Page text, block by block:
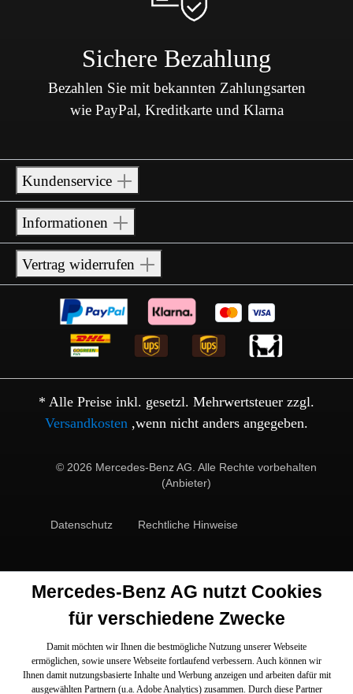
Sichere Bezahlung
Bezahlen Sie mit bekannten Zahlungsarten
wie PayPal, Kreditkarte und Klarna
Kundenservice
Informationen
Vertrag widerrufen
* Alle Preise inkl. gesetzl. Mehrwertsteuer zzgl.
Versandkosten ,wenn nicht anders angegeben.
© 2026 Mercedes-Benz AG. Alle Rechte vorbehalten
(Anbieter)
Datenschutz Rechtliche Hinweise
Mercedes-Benz AG nutzt Cookies
für verschiedene Zwecke
Damit möchten wir Ihnen die bestmögliche Nutzung unserer Webseite
ermöglichen, sowie unsere Webseite fortlaufend verbessern. Auch können wir
Ihnen damit nutzungsbasierte Inhalte und Werbung anzeigen und arbeiten dafür mit
ausgewählten Partnern (u.a. Adobe Analytics) zusammen. Durch diese Partner